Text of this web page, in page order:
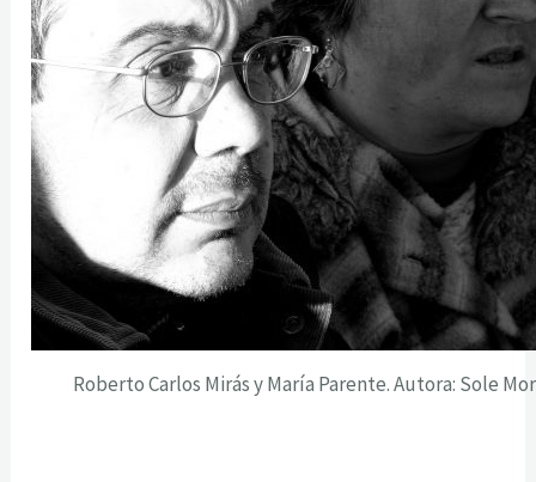
Roberto Carlos Mirás y María Parente. Autora: Sole